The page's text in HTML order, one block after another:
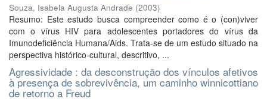
Souza, Isabela Augusta Andrade (2003)
Resumo: Este estudo busca compreender como é o (con)viver
com o vírus HIV para adolescentes portadores do vírus da
Imunodeficiência Humana/Aids. Trata-se de um estudo situado na
perspectiva histórico-cultural, descritivo, ...
Agressividade : da desconstrução dos vínculos afetivos
à presença de sobrevivência, um caminho winnicottiano
de retorno a Freud